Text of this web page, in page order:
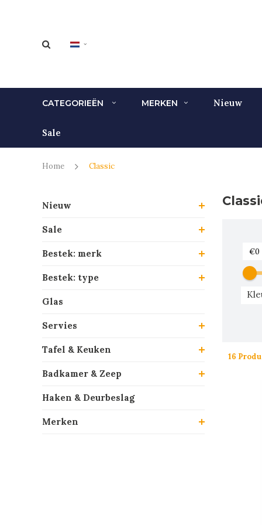
CATEGORIEËN MERKEN Nieuw
Sale
Home Classic
Nieuw
Sale
Bestek: merk
Bestek: type
Glas
Servies
Tafel & Keuken
Badkamer & Zeep
Haken & Deurbeslag
Merken
16